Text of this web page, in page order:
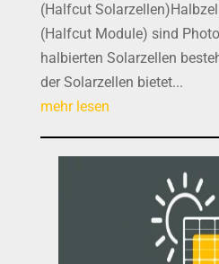
(Halfcut
(Halfcut Module) sind
halbierten Solarzellen
der Solarzellen bietet...
mehr lesen